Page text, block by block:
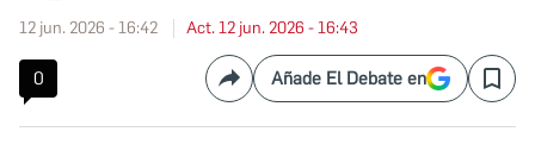
12 jun. 2026 - 16:42 Act. 12 jun. 2026 - 16:43
0 CompartirAñade El Debate en Save